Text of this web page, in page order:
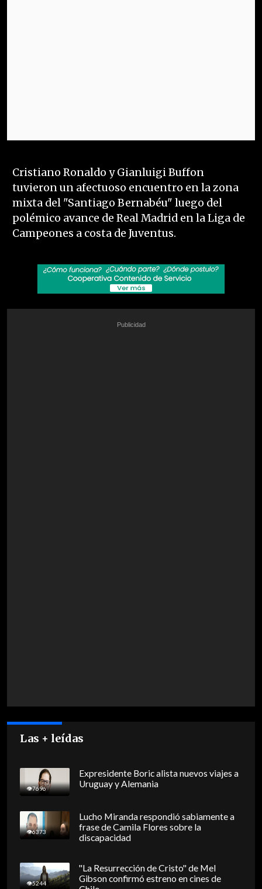
Cristiano Ronaldo y Gianluigi Buffon
tuvieron un afectuoso encuentro en la zona
mixta del "Santiago Bernabéu" luego del
polémico avance de Real Madrid en la Liga de
Campeones a costa de Juventus.
Las + leídas
7696
Expresidente Boric alista nuevos viajes a
Uruguay y Alemania
6373
Lucho Miranda respondió sabiamente a
frase de Camila Flores sobre la
discapacidad
5244
"La Resurrección de Cristo" de Mel
Gibson confirmó estreno en cines de